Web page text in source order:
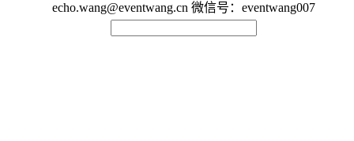
echo.wang@eventwang.cn 微信号：eventwang007